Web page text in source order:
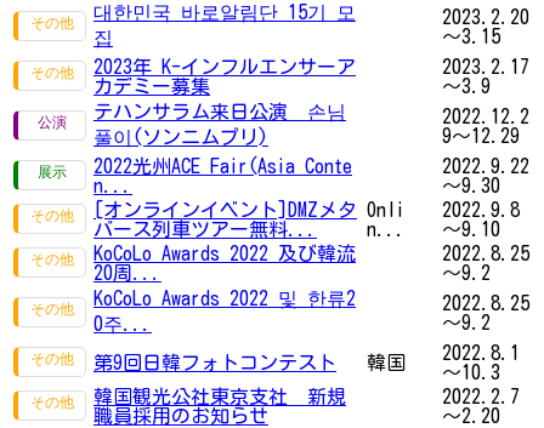
대한민국 바로알림단 15기 모
집
2023.2.20
～3.15
2023年 K-インフルエンサーア
カデミー募集
2023.2.17
～3.9
テハンサラム来日公演 손님
풀이(ソンニムプリ)
2022.12.2
9～12.29
2022光州ACE Fair(Asia Conte
n...
2022.9.22
～9.30
[オンラインイベント]DMZメタ
バース列車ツアー無料...
Onli
n...
2022.9.8
～9.10
KoCoLo Awards 2022 及び韓流
20周...
2022.8.25
～9.2
KoCoLo Awards 2022 및 한류2
0주...
2022.8.25
～9.2
第9回日韓フォトコンテスト 韓国
2022.8.1
～10.3
韓国観光公社東京支社 新規
職員採用のお知らせ
2022.2.7
～2.20